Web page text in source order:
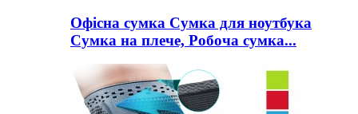
Офісна сумка Сумка для ноутбука
Сумка на плече, Робоча сумка...